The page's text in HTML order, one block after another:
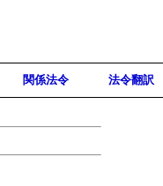
関係法令 法令翻訳